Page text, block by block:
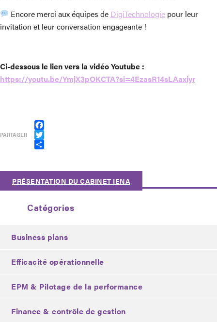
Encore merci aux équipes de DigiTechnologie pour leur
invitation et leur conversation engageante !
Ci-dessous le lien vers la vidéo Youtube :
https://youtu.be/YmjX3pOKCTA?si=4EzasR14sLAaxiyr
PARTAGER
Facebook
Twitter
Partager
PRÉSENTATION DU CABINET IENA
Catégories
Business plans
Efficacité opérationnelle
EPM & Pilotage de la performance
Finance & contrôle de gestion